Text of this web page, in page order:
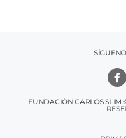
FUNDACIÓN CARLOS SLIM